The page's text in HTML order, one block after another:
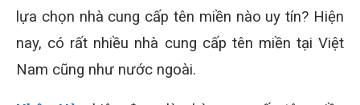
lựa chọn nhà cung cấp tên miền nào uy tín? Hiện
nay, có rất nhiều nhà cung cấp tên miền tại Việt
Nam cũng như nước ngoài.